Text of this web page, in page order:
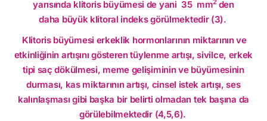
yarısında klitoris büyümesi de yani 35 mm2 den
daha büyük klitoral indeks görülmektedir (3).
Klitoris büyümesi erkeklik hormonlarının miktarının ve
etkinliğinin artışını gösteren tüylenme artışı, sivilce, erkek
tipi saç dökülmesi, meme gelişiminin ve büyümesinin
durması, kas miktarının artışı, cinsel istek artışı, ses
kalınlaşması gibi başka bir belirti olmadan tek başına da
görülebilmektedir (4,5,6).